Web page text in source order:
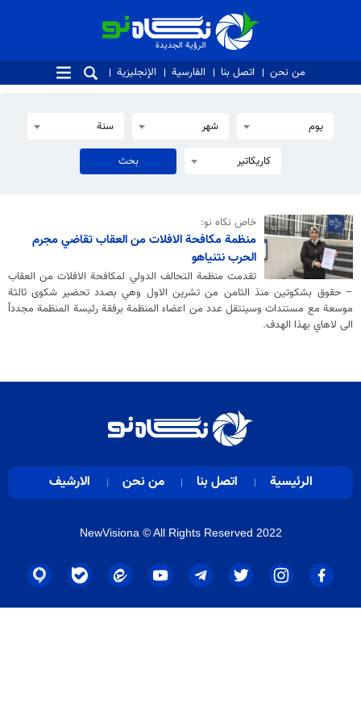
الرؤية الجديدة
الرؤية الجديدة
من نحن اتصل بنا الفارسية الإنجليزية
يوم شهر سنة
كاريكاتير
خاص نكاه نو:
منظمة مكافحة الافلات من العقاب تقاضي مجرم
الحرب نتنياهو
تقدمت منظمة التحالف الدولي لمكافحة الافلات من العقاب
– حقوق بشكوتين منذ الثامن من تشرين الاول وهي بصدد تحضير شكوى ثالثة
موسعة مع مستندات وسينتقل عدد من اعضاء المنظمة برفقة رئيسة المنظمة مجدداً
الى لاهاي بهذا الهدف.
الرئيسية اتصل بنا من نحن الارشيف
NewVisiona © All Rights Reserved 2022